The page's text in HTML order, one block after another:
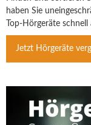
haben Sie
Top-Hörgeräte
Jetzt Hörgeräte